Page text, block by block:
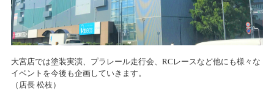
大宮店では塗装実演、プラレール走行会、RCレースなど他にも様々な
イベントを今後も企画していきます。
（店長 松枝）